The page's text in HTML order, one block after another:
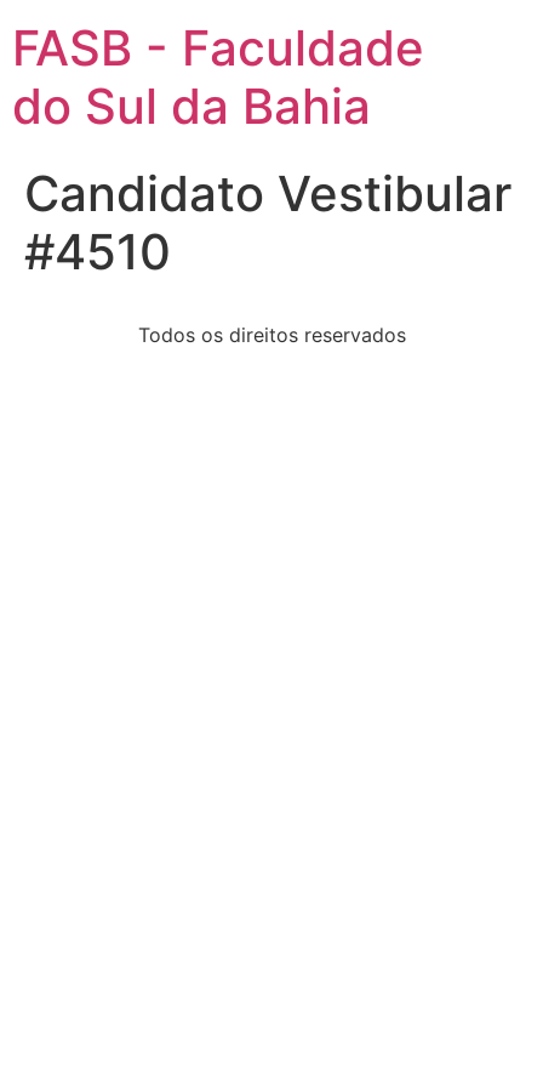
FASB - Faculdade
do Sul da Bahia
Candidato Vestibular
#4510
Todos os direitos reservados